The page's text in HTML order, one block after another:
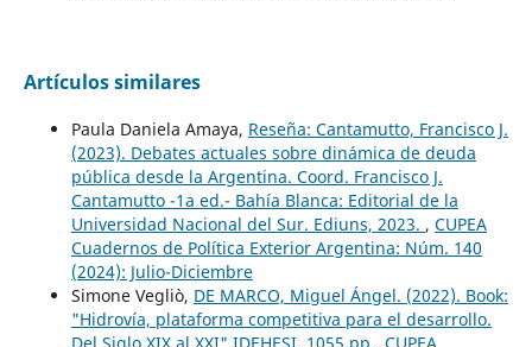
Artículos similares
Paula Daniela Amaya, Reseña: Cantamutto, Francisco J.
(2023). Debates actuales sobre dinámica de deuda
pública desde la Argentina. Coord. Francisco J.
Cantamutto -1a ed.- Bahía Blanca: Editorial de la
Universidad Nacional del Sur. Ediuns, 2023. , CUPEA
Cuadernos de Política Exterior Argentina: Núm. 140
(2024): Julio-Diciembre
Simone Vegliò, DE MARCO, Miguel Ángel. (2022). Book:
"Hidrovía, plataforma competitiva para el desarrollo.